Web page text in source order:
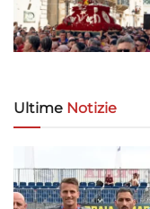
Ultime Notizie